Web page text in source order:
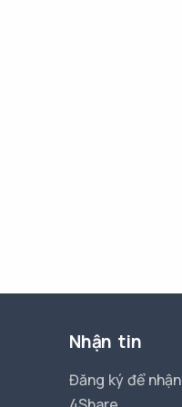
Nhận tin
Đăng ký để